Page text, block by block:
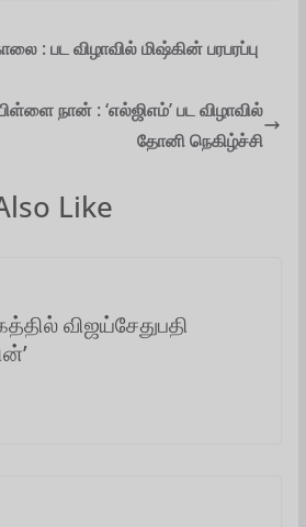
t
i
k
n
e
r
: பட விழாவில் மிஷ்கின் பரபரப்பு
நான் : ‘எல்ஜிஎம்’ பட விழாவில்
தோனி நெகிழ்ச்சி
Like
விஜய்சேதுபதி